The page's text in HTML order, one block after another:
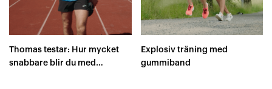
Thomas testar: Hur mycket
snabbare blir du med
Explosiv träning med
gummiband